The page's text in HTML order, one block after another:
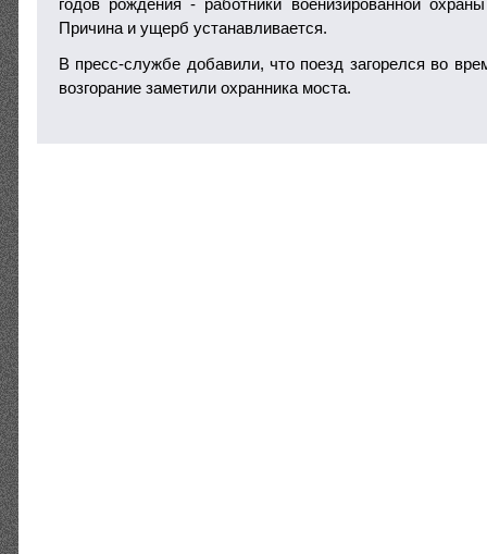
годов рождения - работники военизированной
Причина и ущерб устанавливается.
В пресс-службе добавили, что поезд загорелся во
возгорание заметили охранника моста.